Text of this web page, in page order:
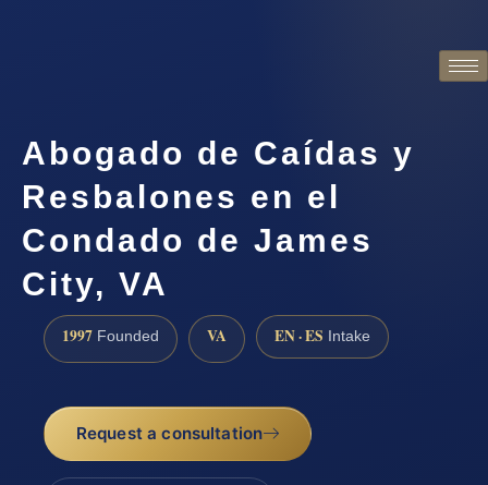
Abogado de Caídas y
Resbalones en el
Condado de James
City, VA
1997 Founded VA EN · ES Intake
Request a consultation